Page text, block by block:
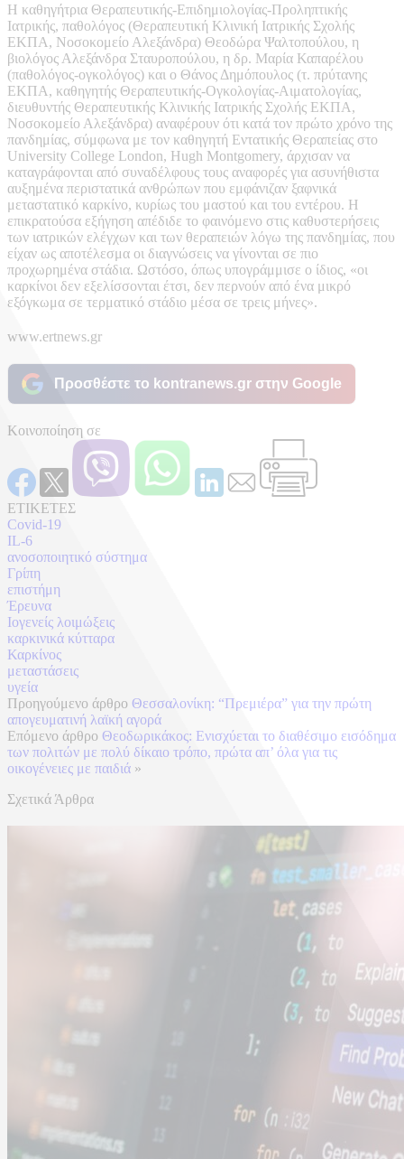
Η καθηγήτρια Θεραπευτικής-Επιδημιολογίας-Προληπτικής
Ιατρικής, παθολόγος (Θεραπευτική Κλινική Ιατρικής Σχολής
ΕΚΠΑ, Νοσοκομείο Αλεξάνδρα) Θεοδώρα Ψαλτοπούλου, η
βιολόγος Αλεξάνδρα Σταυροπούλου, η δρ. Μαρία Καπαρέλου
(παθολόγος-ογκολόγος) και ο Θάνος Δημόπουλος (τ. πρύτανης
ΕΚΠΑ, καθηγητής Θεραπευτικής-Ογκολογίας-Αιματολογίας,
διευθυντής Θεραπευτικής Κλινικής Ιατρικής Σχολής ΕΚΠΑ,
Νοσοκομείο Αλεξάνδρα) αναφέρουν ότι κατά τον πρώτο χρόνο της
πανδημίας, σύμφωνα με τον καθηγητή Εντατικής Θεραπείας στο
University College London, Hugh Montgomery, άρχισαν να
καταγράφονται από συναδέλφους τους αναφορές για ασυνήθιστα
αυξημένα περιστατικά ανθρώπων που εμφάνιζαν ξαφνικά
μεταστατικό καρκίνο, κυρίως του μαστού και του εντέρου. Η
επικρατούσα εξήγηση απέδιδε το φαινόμενο στις καθυστερήσεις
των ιατρικών ελέγχων και των θεραπειών λόγω της πανδημίας, που
είχαν ως αποτέλεσμα οι διαγνώσεις να γίνονται σε πιο
προχωρημένα στάδια. Ωστόσο, όπως υπογράμμισε ο ίδιος, «οι
καρκίνοι δεν εξελίσσονται έτσι, δεν περνούν από ένα μικρό
εξόγκωμα σε τερματικό στάδιο μέσα σε τρεις μήνες».
www.ertnews.gr
Προσθέστε το kontranews.gr στην Google
Κοινοποίηση σε
ΕΤΙΚΕΤΕΣ
Covid-19
IL-6
ανοσοποιητικό σύστημα
Γρίπη
επιστήμη
Έρευνα
Ιογενείς λοιμώξεις
καρκινικά κύτταρα
Καρκίνος
μεταστάσεις
υγεία
Προηγούμενο άρθρο Θεσσαλονίκη: “Πρεμιέρα” για την πρώτη
απογευματινή λαϊκή αγορά
Επόμενο άρθρο Θεοδωρικάκος: Ενισχύεται το διαθέσιμο εισόδημα
των πολιτών με πολύ δίκαιο τρόπο, πρώτα απ’ όλα για τις
οικογένειες με παιδιά »
Σχετικά Άρθρα